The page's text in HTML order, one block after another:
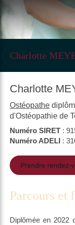
Charlotte
Charlotte
Ostéopathe
d'Ostéopathie de
Numéro SIRET :
Numéro ADELI :
Prendre rendez-
Parcours et
Diplômée en 2022